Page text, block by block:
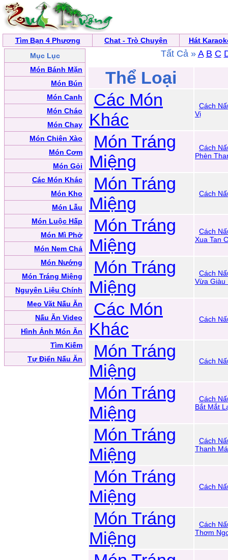
Tìm Bạn 4 Phương Chat - Trò Chuyện
Hát
Mục Lục
Món Bánh Mặn
Món Bún
Món Canh
Món Cháo
Món Chay
Món Chiên Xào
Món Cơm
Món Gỏi
Các Món Khác
Món Kho
Món Lẫu
Món Luộc Hấp
Món Mì Phở
Món Nem Chả
Món Nướng
Món Tráng Miệng
Nguyên Liệu Chính
Mẹo Vặt Nấu Ăn
Nấu Ăn Video
Hình Ảnh Món Ăn
Tìm Kiếm
Tự Điển Nấu Ăn
Tất Cả » A B C
Thể Loại
Các Món
Khác
Cách
Vị
Món Tráng
Miệng
Cách
Phèn
Món Tráng
Miệng
Cách
Món Tráng
Miệng
Cách
Xua Tan
Món Tráng
Miệng
Cách
Vừa Giàu
Các Món
Khác
Cách
Món Tráng
Miệng
Cách
Món Tráng
Miệng
Cách
Bắt Mắt
Món Tráng
Miệng
Cách
Thanh
Món Tráng
Miệng
Cách
Món Tráng
Miệng
Cách
Thơm